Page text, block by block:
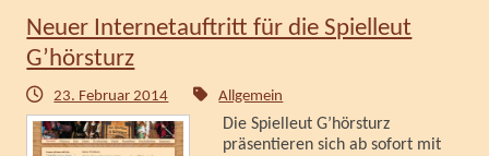
Neuer Internetauftritt für die Spielleut
G’hörsturz
23. Februar 2014 Allgemein
Die Spielleut G’hörsturz
präsentieren sich ab sofort mit